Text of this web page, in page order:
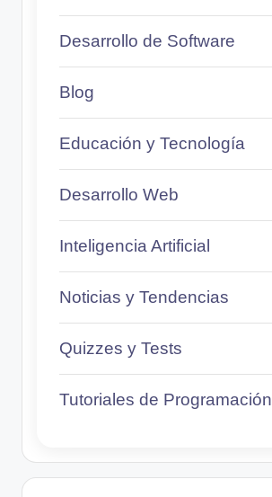
Desarrollo de Software
Blog
Educación y Tecnología
Desarrollo Web
Inteligencia Artificial
Noticias y Tendencias
Quizzes y Tests
Tutoriales de Programación